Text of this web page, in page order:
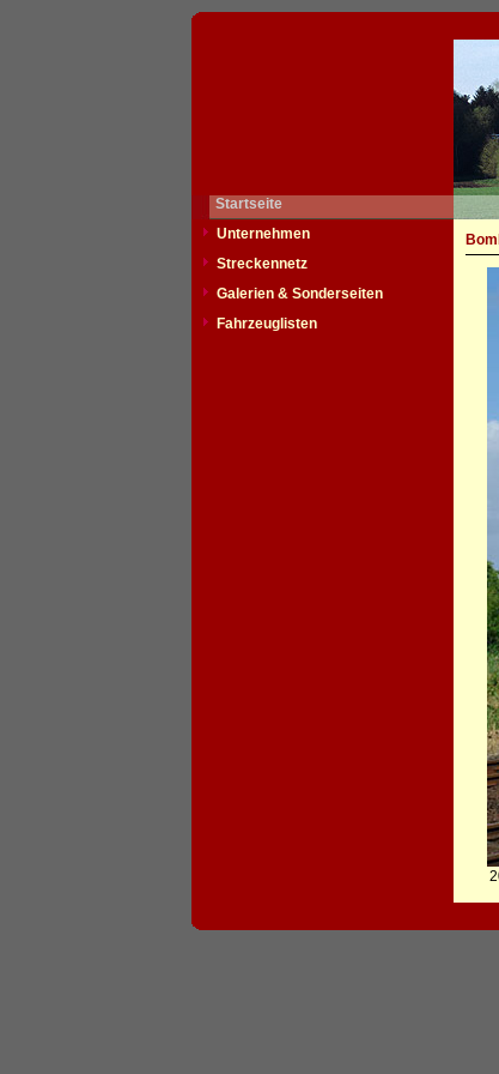
Startseite
Unternehmen
Streckennetz
Galerien & Sonderseiten
Fahrzeuglisten